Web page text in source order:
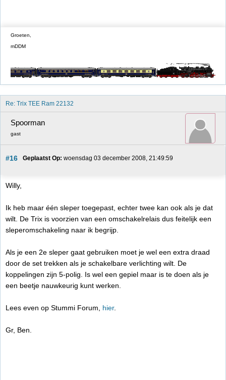
Groeten,
mDDM
Re: Trix TEE Ram 22132
Spoorman
gast
#16 Geplaatst Op: woensdag 03 december 2008, 21:49:59
Willy,
Ik heb maar één sleper toegepast, echter twee kan ook als je dat
wilt. De Trix is voorzien van een omschakelrelais dus feitelijk een
sleperomschakeling naar ik begrijp.
Als je een 2e sleper gaat gebruiken moet je wel een extra draad
door de set trekken als je schakelbare verlichting wilt. De
koppelingen zijn 5-polig. Is wel een gepiel maar is te doen als je
een beetje nauwkeurig kunt werken.
Lees even op Stummi Forum, hier.
Gr, Ben.